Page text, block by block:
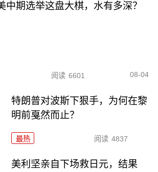
中期选举这盘大棋，水有多深？
阅读 6601 08-04
特朗普对波斯下狠手，为何在黎
明前戛然而止？
最热 阅读 4837
美利坚亲自下场救日元，结果